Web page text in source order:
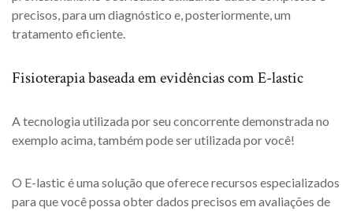
precisos, para um diagnóstico e, posteriormente, um
tratamento eficiente.
Fisioterapia baseada em evidências com E-lastic
A tecnologia utilizada por seu concorrente demonstrada no
exemplo acima, também pode ser utilizada por você!
O E-lastic é uma solução que oferece recursos especializados
para que você possa obter dados precisos em avaliações de